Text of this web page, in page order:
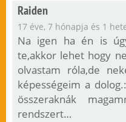
Raiden
17 éve, 7 hónapja és 1
Na igen ha én is
te,akkor lehet hogy
olvastam róla,de
képességeim a
összeraknák
rendszert…